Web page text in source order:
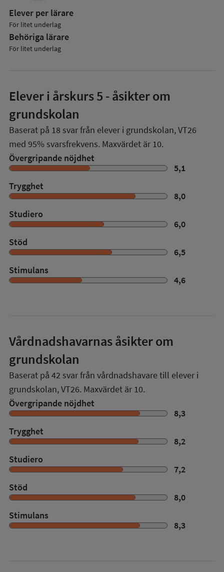
Elever per lärare
För litet underlag
Behöriga lärare
För litet underlag
Elever i årskurs 5 - åsikter om
grundskolan
Baserat på 18 svar från elever i grundskolan,VT26
med 95% svarsfrekvens. Maxvärdet är 10.
Övergripande nöjdhet
5,1
Trygghet
8,0
Studiero
6,0
Stöd
6,5
Stimulans
4,6
Vårdnadshavarnas åsikter om
grundskolan
Baserat på 42 svar från vårdnadshavare till elever i
grundskolan,VT26. Maxvärdet är 10.
Övergripande nöjdhet
8,3
Trygghet
8,2
Studiero
7,2
Stöd
8,0
Stimulans
8,3